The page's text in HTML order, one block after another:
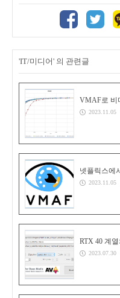
'IT/미디어' 의 관련글
VMAF로 비
2023.11.05
넷플릭스에
2023.11.05
RTX 40 계
2023.07.30